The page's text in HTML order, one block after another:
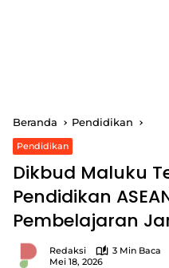
Beranda Pendidikan
Pendidikan
Dikbud Maluku
Pendidikan
Pembelajaran
Redaksi
3 Min Baca
Mei 18, 2026